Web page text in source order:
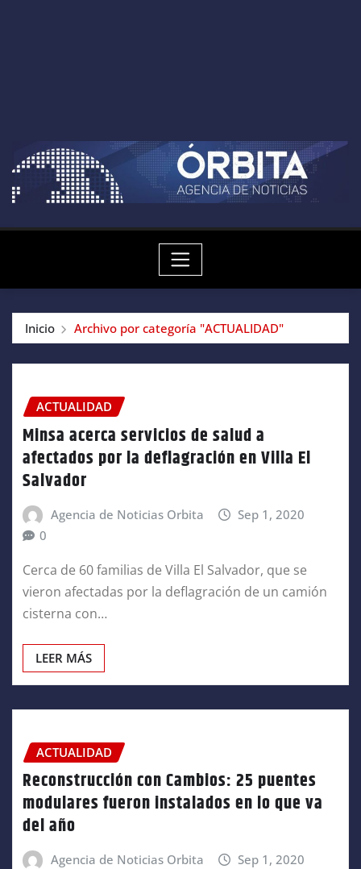
Inicio Archivo por categoría "ACTUALIDAD"
ACTUALIDAD
Minsa acerca servicios de salud a
afectados por la deflagración en Villa El
Salvador
Agencia de Noticias Orbita
Sep 1, 2020
0
Cerca de 60 familias de Villa El Salvador, que se
vieron afectadas por la deflagración de un camión
cisterna con…
LEER MÁS
ACTUALIDAD
Reconstrucción con Cambios: 25 puentes
modulares fueron instalados en lo que va
del año
Agencia de Noticias Orbita
Sep 1, 2020